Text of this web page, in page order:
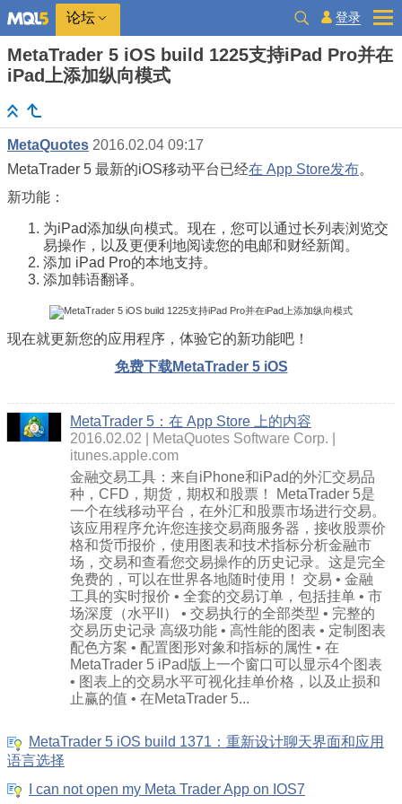
论坛 登录
MetaTrader 5 iOS build 1225支持iPad Pro并在
iPad上添加纵向模式
MetaQuotes 2016.02.04 09:17
MetaTrader 5 最新的iOS移动平台已经在 App Store发布。
新功能：
为iPad添加纵向模式。现在，您可以通过长列表浏览交
易操作，以及更便利地阅读您的电邮和财经新闻。
添加 iPad Pro的本地支持。
添加韩语翻译。
现在就更新您的应用程序，体验它的新功能吧！
免费下载MetaTrader 5 iOS
MetaTrader 5：在 App Store 上的内容
2016.02.02
MetaQuotes Software Corp.
itunes.apple.com
金融交易工具：来自iPhone和iPad的外汇交易品
种，CFD，期货，期权和股票！ MetaTrader 5是
一个在线移动平台，在外汇和股票市场进行交易。
该应用程序允许您连接交易商服务器，接收股票价
格和货币报价，使用图表和技术指标分析金融市
场，交易和查看您交易操作的历史记录。这是完全
免费的，可以在世界各地随时使用！ 交易 • 金融
工具的实时报价 • 全套的交易订单，包括挂单 • 市
场深度（水平II） • 交易执行的全部类型 • 完整的
交易历史记录 高级功能 • 高性能的图表 • 定制图表
配色方案 • 配置图形对象和指标的属性 • 在
MetaTrader 5 iPad版上一个窗口可以显示4个图表
• 图表上的交易水平可视化挂单价格，以及止损和
止赢的值 • 在MetaTrader 5...
MetaTrader 5 iOS build 1371：重新设计聊天界面和应用
语言选择
I can not open my Meta Trader App on IOS7